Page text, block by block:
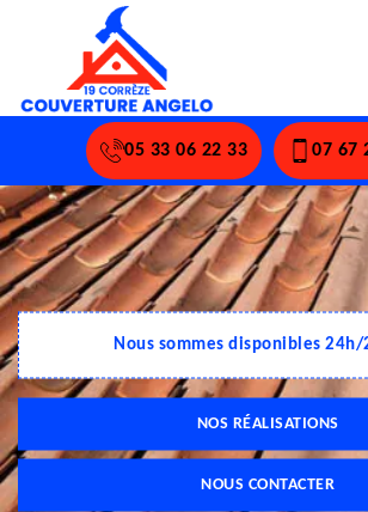
05 33 06 22 33 07 67
Nous sommes disponibles
NOS RÉALISATIONS
NOUS CONTACTER